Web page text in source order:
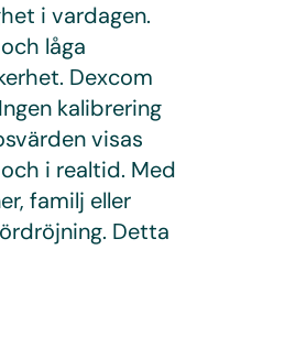
i vardagen.
låga
Dexcom
kalibrering
visas
i realtid. Med
familj eller
Detta